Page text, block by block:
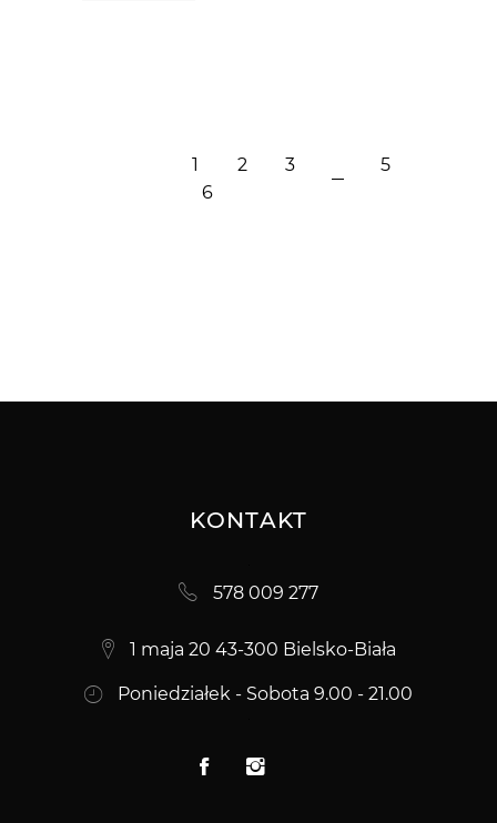
1 2 3
5
6
KONTAKT
578 009 277
1 maja 20 43-300 Bielsko-Biała
Poniedziałek - Sobota 9.00 - 21.00